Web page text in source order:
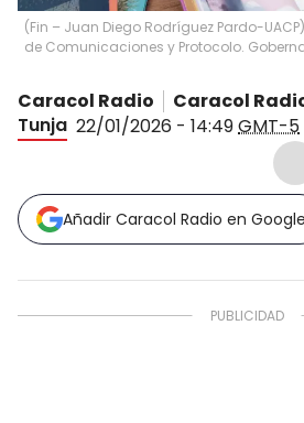
(Fin – Juan Diego Rodríguez Pardo-
de Comunicaciones y Protocolo.
Caracol Radio
Caracol
Tunja 22/01/2026 - 14:49GMT-5
Añadir Caracol Radio en Google